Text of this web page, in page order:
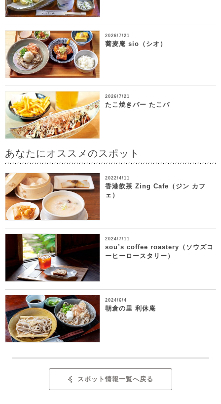
2026/7/21
蕎麦庵 sio（シオ）
2026/7/21
たこ焼きバー たこパ
あなたにオススメのスポット
2022/4/11
香港飲茶 Zing Cafe（ジン カフ
ェ）
2024/7/11
sou’s coffee roastery（ソウズコ
ーヒーロースタリー）
2024/6/4
朝倉の里 利休庵
スポット情報一覧へ戻る